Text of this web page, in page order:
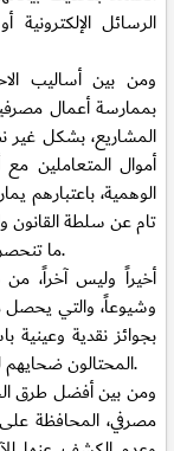
الرسائل الإلكترونية
ومن بين أساليب
بممارسة أعمال
المشاريع، بشكل
أموال المتعاملين
الوهمية، باعتبارهم
تام عن سلطة القانون
ما تنحصر وتقتصر على البنوك المركزية على مستوى العالم.
أخيراً وليس آخراً، من
وشيوعاً، والتي يحصل
بجوائز نقدية وعينية
المحتالون ضحايهم للحصول على الأموال بطرق وأساليب خداعية شتى.
ومن بين أفضل طرق
مصرفي، المحافظة